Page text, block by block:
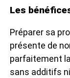
Les
Préparer sa
présente de
parfaitement
sans additifs